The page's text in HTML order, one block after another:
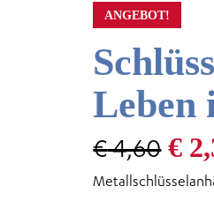
ANGEBOT!
Leben
€4,60 €